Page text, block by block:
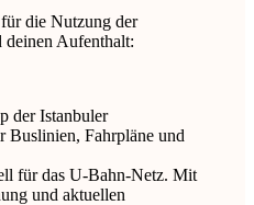
die Nutzung der
Aufenthalt:
der Istanbuler
Buslinien, Fahrpläne und
für das U-Bahn-Netz. Mit
und aktuellen